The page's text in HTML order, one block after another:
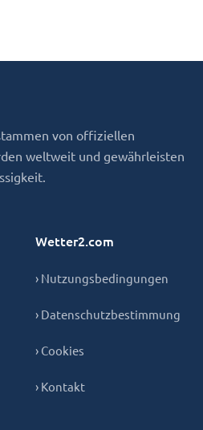
von offiziellen
weltweit und gewährleisten
Wetter2.com
› Nutzungsbedingungen
› Datenschutzbestimmung
› Cookies
› Kontakt